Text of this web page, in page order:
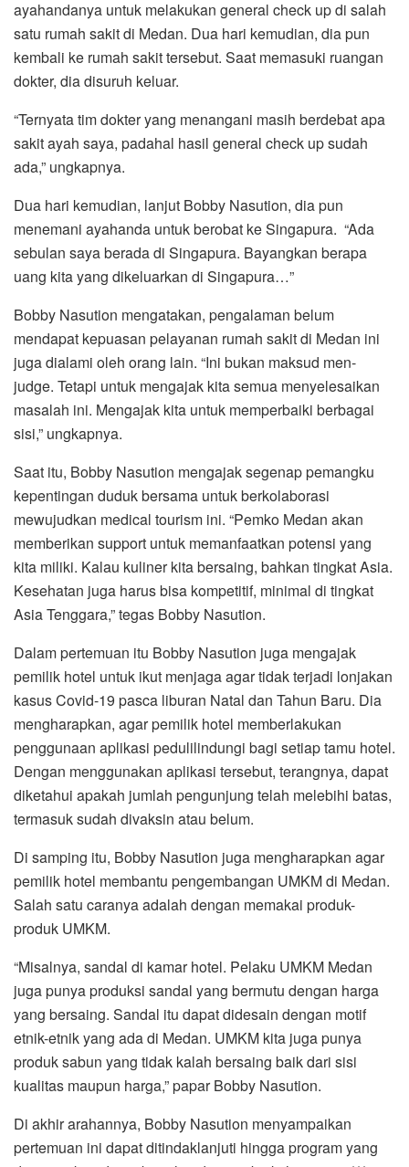
ayahandanya untuk melakukan general check up di salah
satu rumah sakit di Medan. Dua hari kemudian, dia pun
kembali ke rumah sakit tersebut. Saat memasuki ruangan
dokter, dia disuruh keluar.
“Ternyata tim dokter yang menangani masih berdebat apa
sakit ayah saya, padahal hasil general check up sudah
ada,” ungkapnya.
Dua hari kemudian, lanjut Bobby Nasution, dia pun
menemani ayahanda untuk berobat ke Singapura. “Ada
sebulan saya berada di Singapura. Bayangkan berapa
uang kita yang dikeluarkan di Singapura…”
Bobby Nasution mengatakan, pengalaman belum
mendapat kepuasan pelayanan rumah sakit di Medan ini
juga dialami oleh orang lain. “Ini bukan maksud men-
judge. Tetapi untuk mengajak kita semua menyelesaikan
masalah ini. Mengajak kita untuk memperbaiki berbagai
sisi,” ungkapnya.
Saat itu, Bobby Nasution mengajak segenap pemangku
kepentingan duduk bersama untuk berkolaborasi
mewujudkan medical tourism ini. “Pemko Medan akan
memberikan support untuk memanfaatkan potensi yang
kita miliki. Kalau kuliner kita bersaing, bahkan tingkat Asia.
Kesehatan juga harus bisa kompetitif, minimal di tingkat
Asia Tenggara,” tegas Bobby Nasution.
Dalam pertemuan itu Bobby Nasution juga mengajak
pemilik hotel untuk ikut menjaga agar tidak terjadi lonjakan
kasus Covid-19 pasca liburan Natal dan Tahun Baru. Dia
mengharapkan, agar pemilik hotel memberlakukan
penggunaan aplikasi pedulilindungi bagi setiap tamu hotel.
Dengan menggunakan aplikasi tersebut, terangnya, dapat
diketahui apakah jumlah pengunjung telah melebihi batas,
termasuk sudah divaksin atau belum.
Di samping itu, Bobby Nasution juga mengharapkan agar
pemilik hotel membantu pengembangan UMKM di Medan.
Salah satu caranya adalah dengan memakai produk-
produk UMKM.
“Misalnya, sandal di kamar hotel. Pelaku UMKM Medan
juga punya produksi sandal yang bermutu dengan harga
yang bersaing. Sandal itu dapat didesain dengan motif
etnik-etnik yang ada di Medan. UMKM kita juga punya
produk sabun yang tidak kalah bersaing baik dari sisi
kualitas maupun harga,” papar Bobby Nasution.
Di akhir arahannya, Bobby Nasution menyampaikan
pertemuan ini dapat ditindaklanjuti hingga program yang